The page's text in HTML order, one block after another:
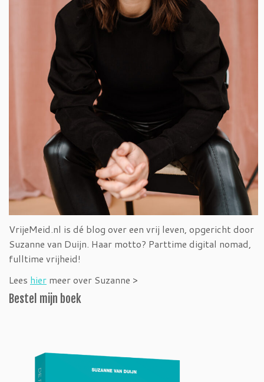
VrijeMeid.nl is dé blog over een vrij leven, opgericht door
Suzanne van Duijn. Haar motto? Parttime digital nomad,
fulltime vrijheid!
Lees hier meer over Suzanne >
Bestel mijn boek